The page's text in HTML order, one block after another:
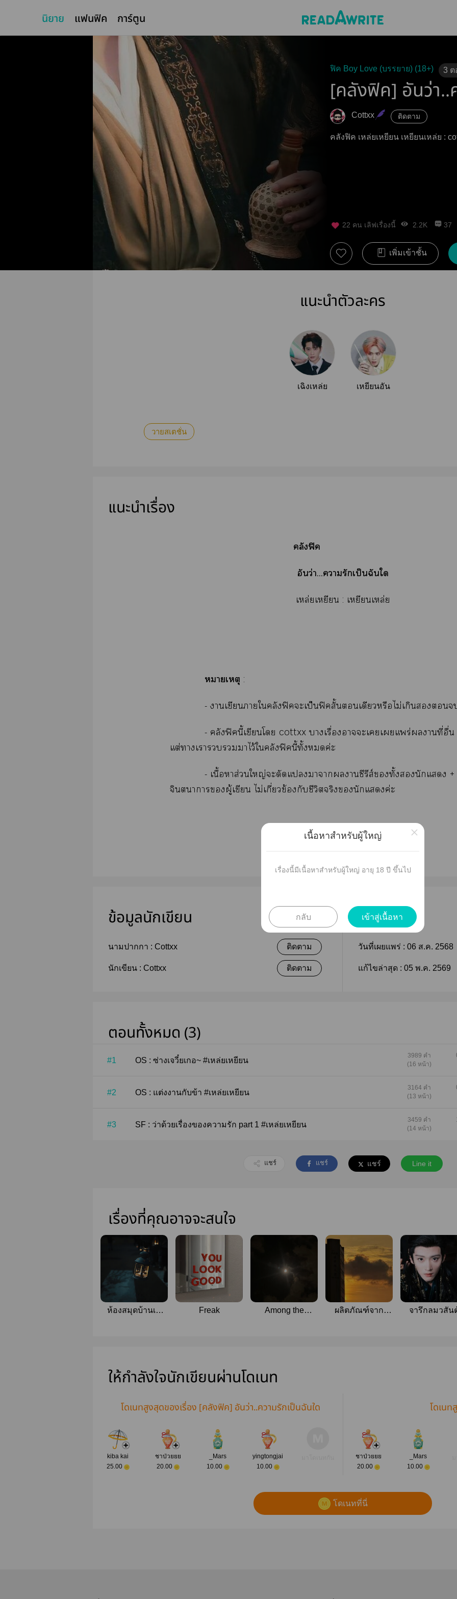
นิยาย แฟนฟิค การ์ตูน
ฟิค Boy Love (บรรยาย) (18+) 3 ต
[คลังฟิค] อันว่า..
Cottxx ติดตาม
คลังฟิค เหล่ยเหยียน เหยียนเหล่ย :
22 คน เลิฟเรื่องนี้ 2.2K 37
เพิ่มเข้าชั้น
แนะนำตัวละคร
เฉิงเหล่ย เหยียนอัน
วายสเตชั่น
แนะนำเรื่อง
คลังฟิค
อันว่า...ารักเป็นฉันใ
เหล่ยเหยียน : เหยียนเหล่ย
หมายเหตุ :
- าเขียนาใคลังฟิคะเป็นฟิคสั้นเดียวหรือไม่เกิน
- คลังฟิคนี้เขียนโ cottxx าเรื่องาะเเแพร่านที่อื่น
แต่าเาาไว้ใคลังฟิคนี้ทั้งค่ะ
- เนื้อหาส่ใหญ่ะดัดแาาานซีรีส์ทั้งนักแ +
จินตนาการผู้เขียน ไม่เกี่ยวข้องกับชีวิตจริงนักแค่ะ
ข้อมูลนักเขียน
นามปากกา : Cottxx ติดตาม
นักเขียน : Cottxx ติดตาม
เผยแพร่
วันที่เผยแพร่ : 06 ส.ค. 2568
แก้ไขล่าสุด : 05 พ.ค. 2569
ตอนทั้งหมด (3)
#1 OS : ซ่างเจวี๋ยเกอ~ #เหล่ยเหยียน
3989 คำ
(16 หน้า)
#2 OS : แต่งงานกับข้า #เหล่ยเหยียน
3164 คำ
(13 หน้า)
#3 SF : ว่าด้วยเรื่องของความรัก part 1 #เหล่ยเหยียน
3459 คำ
(14 หน้า)
แชร์ แชร์ แชร์ Line it
เรื่องที่คุณอาจจะสนใจ
ห้องสมุดบ้านเห
Freak
Among the
ผลิตภัณฑ์​จาก
จารึกลมวสัน
ให้กำลังใจนักเขียนผ่านโดเนท
โดเนทสูงสุดของเรื่อง [คลังฟิค] อันว่า..ความรักเป็นฉันใด
kiba kai
25.00
ชาป่วยยย
20.00
_Mars
10.00
yingtongjai
10.00
โดเน
ชาป่วยยย
20.00
_Mars
10.00
โดเนทที่นี่
เนื้อหาสำหรับผู้ใหญ่
เรื่องนี้มีเนื้อหาสำหรับผู้ใหญ่ อายุ 18 ปี ขึ้นไป
กลับ เข้าสู่เนื้อหา
×